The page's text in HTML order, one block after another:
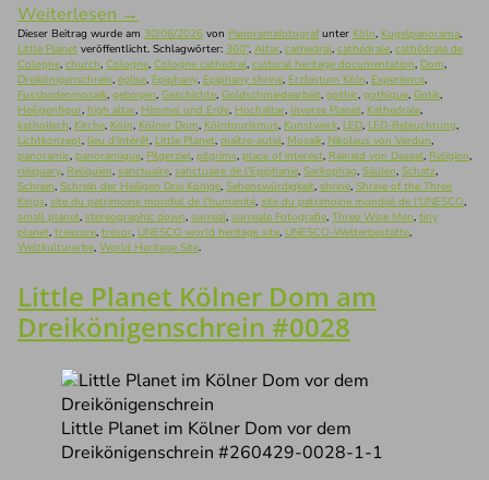
Weiterlesen →
Dieser Beitrag wurde am 30/06/2026 von Panoramafotografunter Köln, Kugelpanorama,
Little Planet veröffentlicht. Schlagwörter: 360°, Altar, cathedral, cathédrale, cathédrale de
Cologne, church, Cologne, Cologne cathedral, cultural heritage documentation, Dom,
Dreikönigenschrein, église, Epiphany, Epiphany shrine, Erzbistum Köln, Experience,
Fussbodenmosaik, gebogen, Geschichte, Goldschmiedearbeit, gothic, gothique, Gotik,
Heiligenfigur, high altar, Himmel und Erde, Hochaltar, Inverse Planet, Kathedrale,
katholisch, Kirche, Köln, Kölner Dom, Kölntourismus, Kunstwerk, LED, LED-Beleuchtung,
Lichtkonzept, lieu d'intérêt, Little Planet, maître-autel, Mosaik, Nikolaus von Verdun,
panoramic, panoramique, Pilgerziel, pilgrims, place of interest, Rainald von Dassel, Religion,
reliquary, Reliquien, sanctuaire, sanctuaire de l'Epiphanie, Sarkophag, Säulen, Schatz,
Schrein, Schrein der Heiligen Drei Könige, Sehenswürdigkeit, shrine, Shrine of the Three
Kings, site du patrimoine mondial de l'humanité, site du patrimoine mondial de l'UNESCO,
small planet, stereographic down, surreal, surreale Fotografie, Three Wise Men, tiny
planet, treasure, trésor, UNESCO world heritage site, UNESCO-Welterbestätte,
Weltkulturerbe, World Heritage Site.
Little Planet Kölner Dom am
Dreikönigenschrein #0028
Little Planet im Kölner Dom vor dem
Dreikönigenschrein #260429-0028-1-1